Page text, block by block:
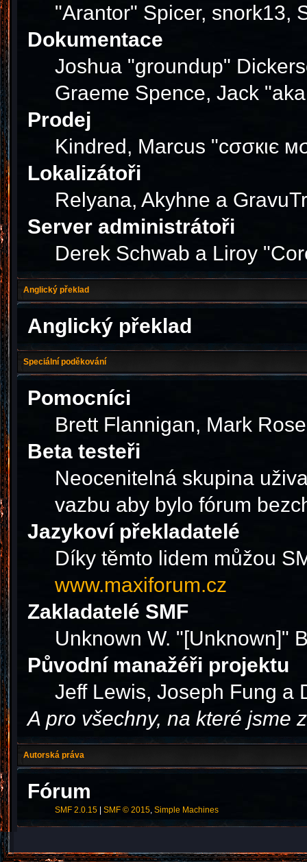
"Arantor" Spicer, snork13,
Dokumentace
Joshua "groundup"
Graeme Spence, Jack
Prodej
Kindred, Marcus "cσσкιє
Lokalizátoři
Relyana, Akyhne a
Server administrátoři
Derek Schwab a Liroy
Anglický překlad
Anglický překlad
Speciální poděkování
Pomocníci
Brett Flannigan, Mark
Beta testeři
Neocenitelná skupina
vazbu aby bylo fórum
Jazykoví překladatelé
Díky těmto lidem můžou
www.maxiforum.cz
Zakladatelé SMF
Unknown W. "[Unknown]"
Původní manažéři projektu
Jeff Lewis, Joseph Fung a
A pro všechny, na které jsme
Autorská práva
Fórum
SMF 2.0.15| SMF © 2015, Simple Machines